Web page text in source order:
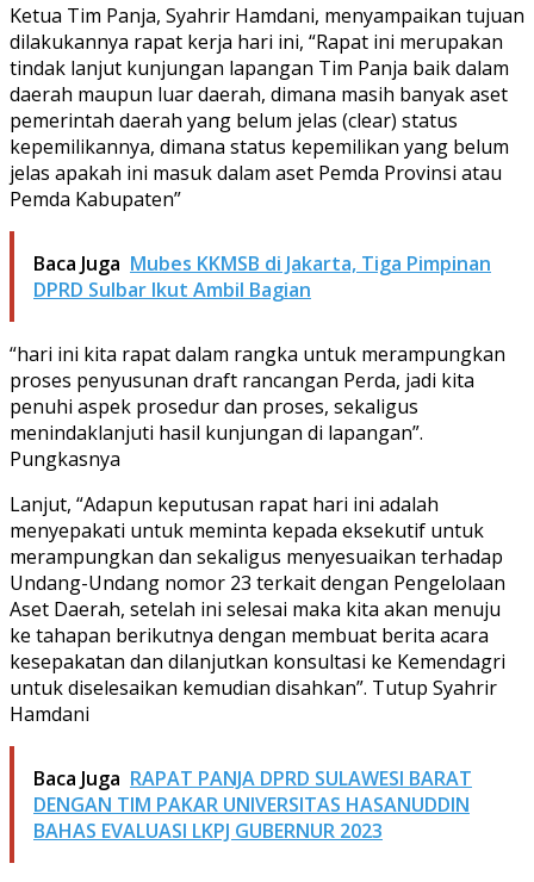
Ketua Tim Panja, Syahrir Hamdani, menyampaikan tujuan
dilakukannya rapat kerja hari ini, “Rapat ini merupakan
tindak lanjut kunjungan lapangan Tim Panja baik dalam
daerah maupun luar daerah, dimana masih banyak aset
pemerintah daerah yang belum jelas (clear) status
kepemilikannya, dimana status kepemilikan yang belum
jelas apakah ini masuk dalam aset Pemda Provinsi atau
Pemda Kabupaten”
Baca Juga Mubes KKMSB di Jakarta, Tiga Pimpinan
DPRD Sulbar Ikut Ambil Bagian
“hari ini kita rapat dalam rangka untuk merampungkan
proses penyusunan draft rancangan Perda, jadi kita
penuhi aspek prosedur dan proses, sekaligus
menindaklanjuti hasil kunjungan di lapangan”.
Pungkasnya
Lanjut, “Adapun keputusan rapat hari ini adalah
menyepakati untuk meminta kepada eksekutif untuk
merampungkan dan sekaligus menyesuaikan terhadap
Undang-Undang nomor 23 terkait dengan Pengelolaan
Aset Daerah, setelah ini selesai maka kita akan menuju
ke tahapan berikutnya dengan membuat berita acara
kesepakatan dan dilanjutkan konsultasi ke Kemendagri
untuk diselesaikan kemudian disahkan”. Tutup Syahrir
Hamdani
Baca Juga RAPAT PANJA DPRD SULAWESI BARAT
DENGAN TIM PAKAR UNIVERSITAS HASANUDDIN
BAHAS EVALUASI LKPJ GUBERNUR 2023